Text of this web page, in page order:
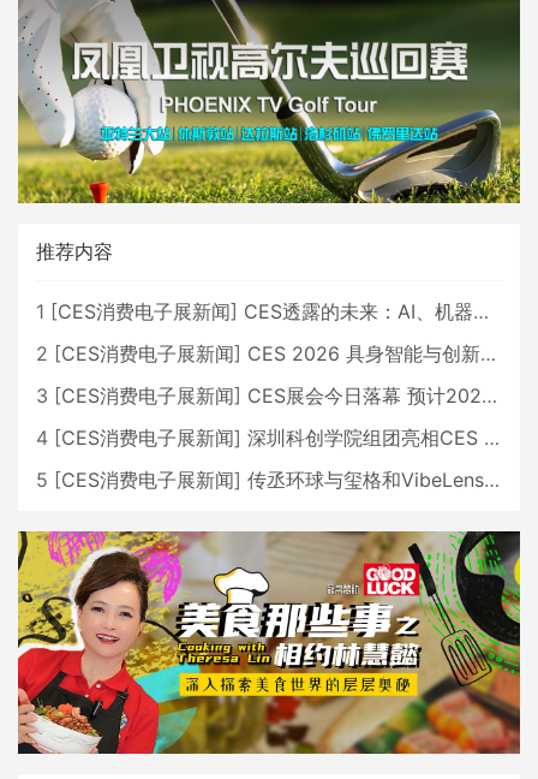
推荐内容
1 [CES消费电子展新闻] CES透露的未来：AI、机器人与智能生活大爆发
2 [CES消费电子展新闻] CES 2026 具身智能与创新领域 中国公司大放异彩
3 [CES消费电子展新闻] CES展会今日落幕 预计2026行业收入将超五千亿美元
4 [CES消费电子展新闻] 深圳科创学院组团亮相CES 广受好评
5 [CES消费电子展新闻] 传丞环球与玺格和VibeLens共同推出全新耳机